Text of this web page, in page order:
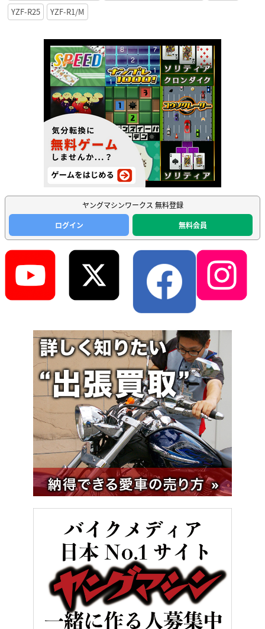
YZF-R25
YZF-R1/M
ヤングマシンワークス 無料登録
ログイン
無料会員